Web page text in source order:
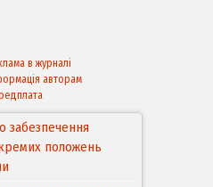
в журналі
авторам
забезпечення
положень